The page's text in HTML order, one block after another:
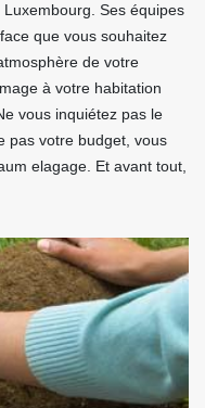
Ses équipes
que vous souhaitez
de votre
à votre habitation
vous inquiétez pas le
pas votre budget, vous
elagage. Et avant tout,